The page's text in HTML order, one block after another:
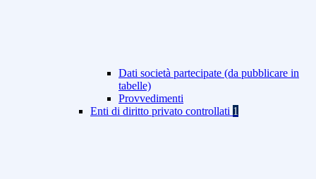
Dati società partecipate (da pubblicare in
tabelle)
Provvedimenti
Enti di diritto privato controllati 1